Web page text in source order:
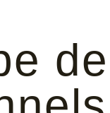
de